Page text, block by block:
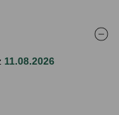
11.08.2026